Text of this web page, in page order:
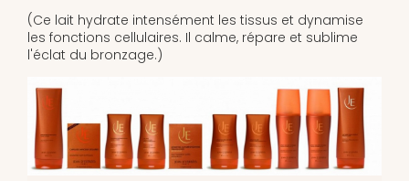
(Ce lait hydrate intensément les tissus et dynamise
les fonctions cellulaires. Il calme, répare et sublime
l'éclat du bronzage.)